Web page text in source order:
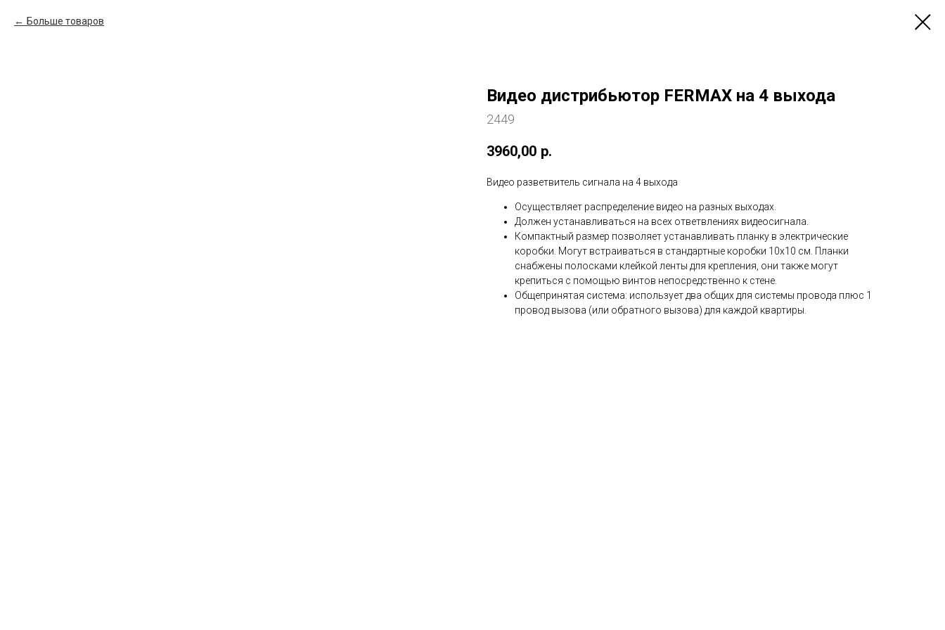
Больше товаров
Видео дистрибьютор FERMAX на 4 выхода
2449
3960,00 р.
Видео разветвитель сигнала на 4 выхода
Осуществляет распределение видео на разных выходах.
Должен устанавливаться на всех ответвлениях видеосигнала.
Компактный размер позволяет устанавливать планку в электрические
коробки. Могут встраиваться в стандартные коробки 10х10 см. Планки
снабжены полосками клейкой ленты для крепления, они также могут
крепиться с помощью винтов непосредственно к стене.
Общепринятая система: использует два общих для системы провода плюс 1
провод вызова (или обратного вызова) для каждой квартиры.